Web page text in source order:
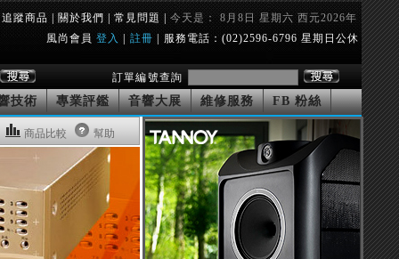
追蹤商品 | 關於我們 | 常見問題 | 今天是： 8月8日 星期六 西元2026年
風尚會員 登入 註冊 服務電話：(02)2596-6796 星期日公休
訂單編號查詢
技術 專業評鑑 音響大展 維修服務 FB 粉絲
商品比較 幫助